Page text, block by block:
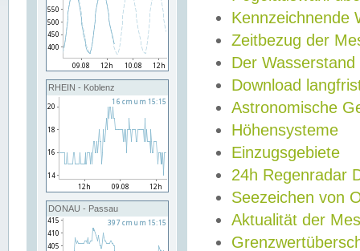
RHEIN - Koblenz
DONAU - Passau
Kennzeichnende
Zeitbezug der
Der Wasserstand
Download
Astronomische
Höhensysteme
Einzugsgebiete
24h Regenradar
Seezeichen von
Aktualität der